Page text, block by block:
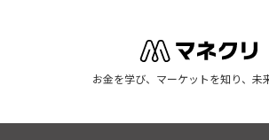
お金を学び、マーケットを知り、未